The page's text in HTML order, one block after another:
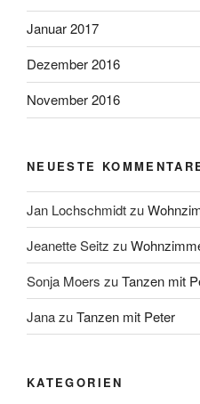
Januar 2017
Dezember 2016
November 2016
NEUESTE
Jan Lochschmidtzu
Jeanette Seitz zu
Sonja Moers zuTanzen mit
JanazuTanzen mit Peter
KATEGORIEN